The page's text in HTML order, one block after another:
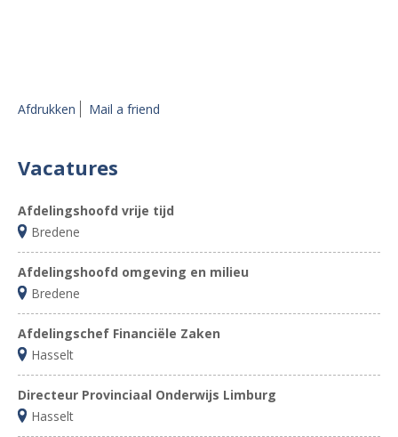
Afdrukken Mail a friend
Vacatures
Afdelingshoofd vrije tijd
Bredene
Afdelingshoofd omgeving en milieu
Bredene
Afdelingschef Financiële Zaken
Hasselt
Directeur Provinciaal Onderwijs Limburg
Hasselt